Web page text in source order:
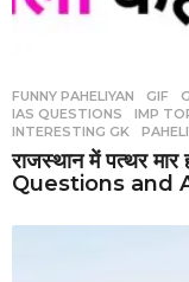
FUNNY PAHELIYAN ,GIF ,
IAS QUESTIONS
,IMP
INTERESTING GK
,
राजस्थान में पत्थर
Questions and